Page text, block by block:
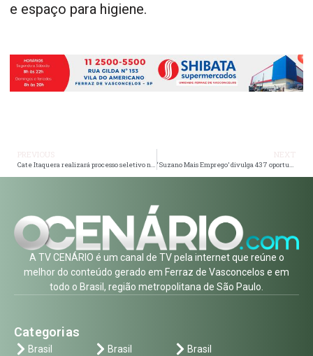
e espaço para higiene.
A TV CENÁRIO é um canal de TV pela internet que reúne o
melhor do conteúdo gerado em Ferraz de Vasconcelos e em
todo o Brasil, região metropolitana de São Paulo.
Categorias
Brasil Brasil Brasil